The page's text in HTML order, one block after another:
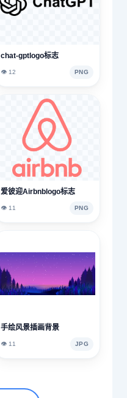
chat-gptlogo标志
👁️ 12 PNG
爱彼迎Airbnblogo标志
👁️ 11 PNG
手绘风景插画背景
👁️ 11 JPG